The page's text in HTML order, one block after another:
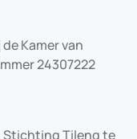
Kamer van
24307222
Stichting Tileng te